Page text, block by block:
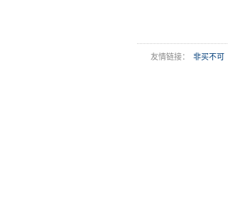
友情链接： 非买不可